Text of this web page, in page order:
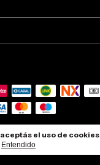
aceptás el uso de cookies
Entendido